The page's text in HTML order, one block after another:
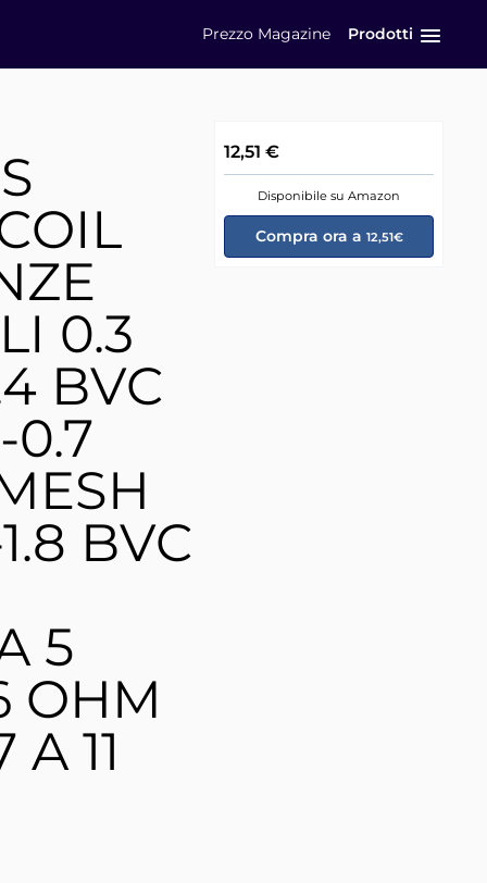
Prezzo Magazine Prodotti
0.3
BVC
0.7
BVC
5
OHM
11
12,51 €
Disponibile su Amazon
Compra ora a 12,51€